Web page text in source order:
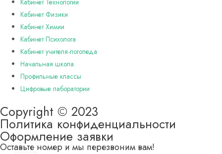
Кабинет Технологии
Кабинет Физики
Кабинет Химии
Кабинет Психолога
Кабинет учителя-логопеда
Начальная школа
Профильные классы
Цифровые лаборатории
Copyright © 2023
Политика конфиденциальности
Оформление заявки
Оставьте номер и мы перезвоним вам!